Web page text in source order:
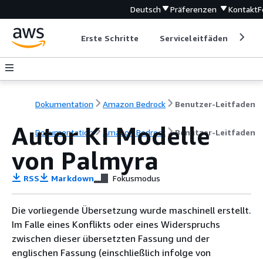
Deutsch Präferenzen Kontakt
Erste Schritte Serviceleitfäden
Dokumentation Amazon Bedrock Benutzer-Leitfaden
Dokumentation Amazon Bedrock Benutzer-Leitfaden
Autor KI Modelle
von Palmyra
RSS Markdown Fokusmodus
Die vorliegende Übersetzung wurde maschinell erstellt.
Im Falle eines Konflikts oder eines Widerspruchs
zwischen dieser übersetzten Fassung und der
englischen Fassung (einschließlich infolge von